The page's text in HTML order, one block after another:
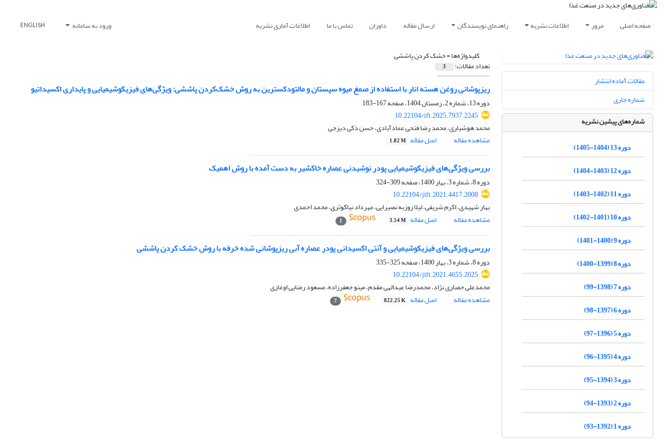
صفحه اصلی مرور اطلاعات نشریه راهنمای نویسندگان ارسال مقاله داوران تماس با ما اطلاعات آماری نشریه ورود به سامانه ENGLISH
کلیدواژه‌ها =خشک کردن پاششی
تعداد مقالات: 3
ریزپوشانی روغن هسته انار با استفاده از صمغ میوه سپستان و مالتودکسترین به روش خشک‌کردن پاششی: ویژگی‌های فیزیکوشیمیایی و پایداری اکسیداتیو
دوره 13، شماره 2، زمستان 1404، صفحه
167-183
10.22104/ift.2025.7937.2245
محمد هوشیاری، محمد رضا فتحی عمادآبادی، حسن ذکی دیزجی
مشاهده مقاله
اصل مقاله 1.82 M
بررسی ویژگی‌های فیزیکوشیمیایی پودر نوشیدنی عصاره خاکشیر به دست آمده با روش اهمیک
دوره 8، شماره 3، بهار 1400، صفحه
309-324
10.22104/jift.2021.4417.2008
بهار شهیدی، اکرم شریفی، لیلا روزبه نصیرایی، مهرداد نیاکوثری، محمد احمدی
مشاهده مقاله
اصل مقاله 3.54 M
1
بررسی ویژگی‌های فیزیکوشیمیایی و آنتی اکسیدانی پودر عصاره آبی ریزپوشانی شده خرفه با روش خشک کردن پاششی
دوره 8، شماره 3، بهار 1400، صفحه
325-335
10.22104/jift.2021.4655.2025
محمدعلی حصاری نژاد، محمدرضا عبدالهی مقدم، مینو جعفرزاده، مسعود رضایی اوغازی
مشاهده مقاله
اصل مقاله 822.25 K
7
مقالات آماده انتشار
شماره جاری
شماره‌های پیشین نشریه
دوره 13 (1404-1405)
دوره 12 (1403-1404)
دوره 11 (1402-1403)
دوره 10 (1401-1402)
دوره 9 (1400-1401)
دوره 8 (1399-1400)
دوره 7 (1398-99)
دوره 6 (1397-98)
دوره 5 (1396-97)
دوره 4 (1395-96)
دوره 3 (1394-95)
دوره 2 (1393-94)
دوره 1 (1392-93)